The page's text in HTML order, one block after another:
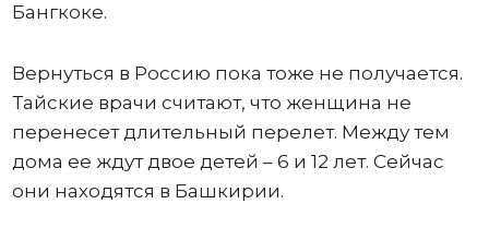
Бангкоке.
Вернуться в Россию пока тоже не получается.
Тайские врачи считают, что женщина не
перенесет длительный перелет. Между тем
дома ее ждут двое детей – 6 и 12 лет. Сейчас
они находятся в Башкирии.